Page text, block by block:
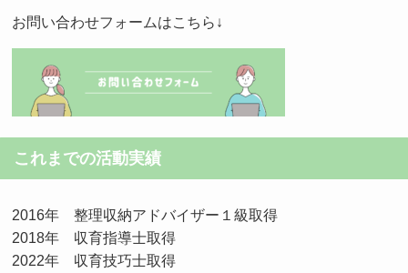
お問い合わせフォームはこちら↓
これまでの活動実績
2016年 整理収納アドバイザー１級取得
2018年 収育指導士取得
2022年 収育技巧士取得